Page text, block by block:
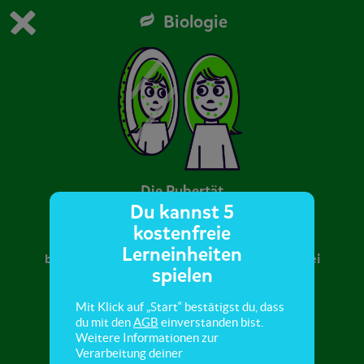
Du spielst die kostenfreie Testversion von scoyo.
Jetzt bestellen
0
Biologie
Die Pubertät
Hier erfährst du, wie Kinder in der Pubertät
beginnen, erwachsen zu werden, was sich dabei
verändert und warum.
Du kannst 5
kostenfreie
Lerneinheiten
spielen
Mit Klick auf „Start“ bestätigst du, dass
du mit denAGB einverstanden bist.
Weitere Informationen zur
Verarbeitung deiner